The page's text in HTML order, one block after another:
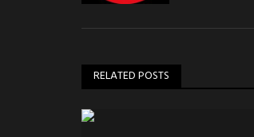
RELATED POSTS